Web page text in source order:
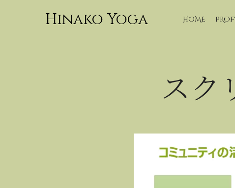
Hinako Yoga HOME
スク